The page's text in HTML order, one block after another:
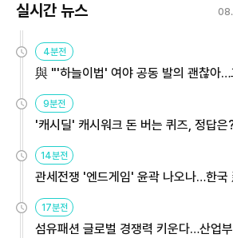
실시간 뉴스
4분전
與 "'하늘이법' 여야 공동 발의 괜찮아…
9분전
'캐시딜' 캐시워크 돈 버는 퀴즈, 정답은
14분전
관세전쟁 '엔드게임' 윤곽 나오나…한국
용해야
17분전
섬유패션 글로벌 경쟁력 키운다…산업